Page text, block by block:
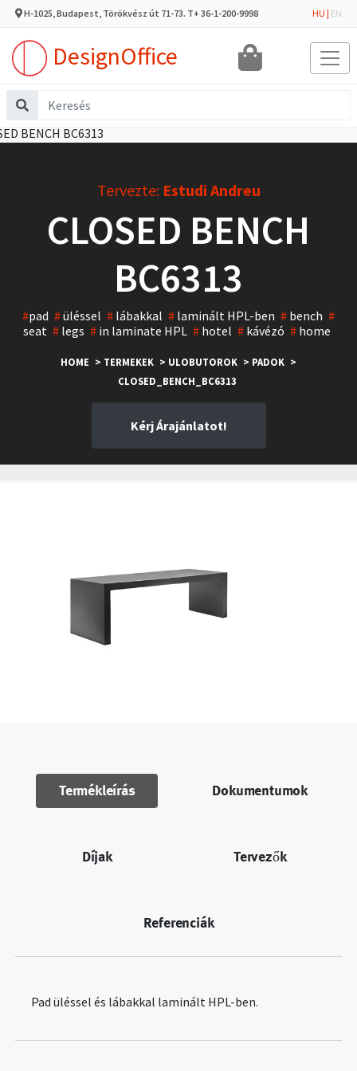
H-1025, Budapest, Törökvész út 71-73. T+ 36-1-200-9998 HU | EN
DesignOffice
Tervezte: Estudi Andreu
CLOSED BENCH
BC6313
#pad #üléssel # lábakkal # laminált HPL-ben # bench #
seat # legs # in laminate HPL # hotel # kávézó # home
HOME > TERMEKEK > ULOBUTOROK > PADOK >
CLOSED_BENCH_BC6313
Kérj Árajánlatot!
Termékleírás Dokumentumok
Díjak Tervezők
Referenciák
Pad üléssel és lábakkal laminált HPL-ben.